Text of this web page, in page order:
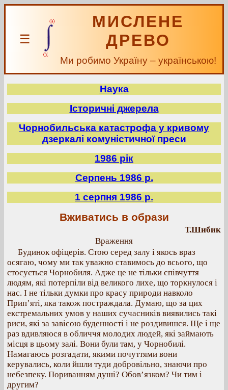
☰
МИСЛЕНЕ
ДРЕВО
Ми робимо Україну – українською!
Наука
Історичні джерела
Чорнобильська катастрофа у кривому
дзеркалі комуністичної преси
1986 рік
Серпень 1986 р.
1 серпня 1986 р.
Вживатись в образи
Т.Шибик
Враження
Будинок офіцерів. Стою серед залу і якось враз
осягаю, чому ми так уважно ставимось до всього, що
стосується Чорнобиля. Адже це не тільки співчуття
людям, які потерпіли від великого лихе, що торкнулося і
нас. І не тільки думки про красу природи навколо
Прип’яті, яка також постраждала. Думаю, що за цих
екстремальних умов у наших сучасників виявились такі
риси, які за завісою буденності і не роздивишся. Ще і ще
раз вдивляюся в обличчя молодих людей, які займають
місця в цьому залі. Вони були там, у Чорнобилі.
Намагаюсь розгадати, якими почуттями вони
керувались, коли йшли туди добровільно, знаючи про
небезпеку. Пориванням душі? Обов’язком? Чи тим і
другим?